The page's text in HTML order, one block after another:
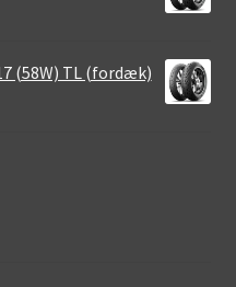
(58W) TL (fordæk)